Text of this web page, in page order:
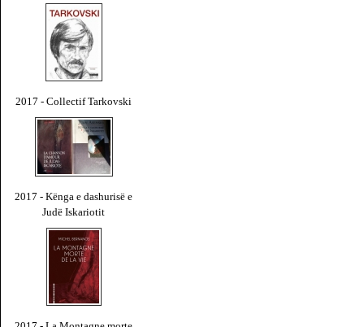
2017 - Collectif Tarkovski
2017 - Kënga e dashurisë e
Judë Iskariotit